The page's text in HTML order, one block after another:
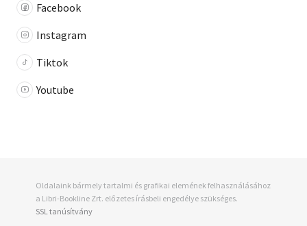
Facebook
Instagram
Tiktok
Youtube
Oldalaink bármely tartalmi és grafikai elemének felhasználásához
a Libri-Bookline Zrt. előzetes írásbeli engedélye szükséges.
SSL tanúsítvány